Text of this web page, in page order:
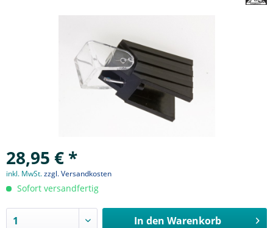
28,95 € *
inkl. MwSt.zzgl. Versandkosten
Sofort versandfertig
In den Warenkorb